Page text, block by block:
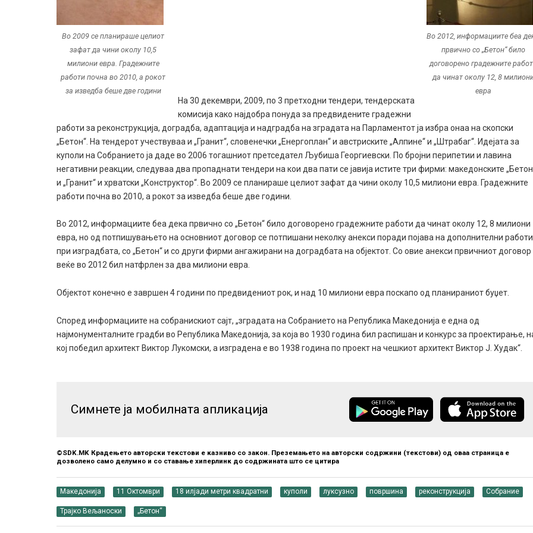
Во 2009 се планираше целиот
зафат да чини околу 10,5
милиони евра. Градежните
работи почна во 2010, а рокот
за изведба беше две години
Во 2012, информациите беа
првично со „Бетон“ било
договорено градежните
да чинат околу 12, 8
евра
На 30 декември, 2009, по 3 претходни тендери, тендерската
комисија како најдобра понуда за предвидените градежни
работи за реконструкција, доградба, адаптација и надградба на зградата на Парламентот ја избра онаа на скопски
„Бетон“. На тендерот учествуваа и „Гранит“, словенечки „Енергоплан“ и австриските „Алпине“ и „Штрабаг“. Идејата за
куполи на Собранието ја даде во 2006 тогашниот претседател Љубиша Георгиевски. По бројни перипетии и лавина
негативни реакции, следуваа два пропаднати тендери на кои два пати се јавија истите три фирми: македонските
и „Гранит“ и хрватски „Конструктор“. Во 2009 се планираше целиот зафат да чини околу 10,5 милиони евра. Градежните
работи почна во 2010, а рокот за изведба беше две години.
Во 2012, информациите беа дека првично со „Бетон“ било договорено градежните работи да чинат околу 12, 8 милиони
евра, но од потпишувањето на основниот договор се потпишани неколку анекси поради појава на дополнителни работи
при изградбата, со „Бетон“ и со други фирми ангажирани на доградбата на објектот. Со овие анекси првичниот договор
веќе во 2012 бил натфрлен за два милиони евра.
Објектот конечно е завршен 4 години по предвидениот рок, и над 10 милиони евра поскапо од планираниот буџет.
Според информациите на собранискиот сајт, „зградата на Собранието на Република Македонија е една од
најмонументалните градби во Република Македонија, за која во 1930 година бил распишан и конкурс за проектирање,
кој победил архитект Виктор Лукомски, а изградена е во 1938 година по проект на чешкиот архитект Виктор Ј. Худак“.
Симнете ја мобилната апликација
©SDK.MK Крадењето авторски текстови е казниво со закон. Преземањето на авторски содржини (текстови) од оваа страница е
дозволено само делумно и со ставање хиперлинк до содржината што се цитира
Македонија 11 Октомври 18 илјади метри квадратни куполи луксузно површина реконструкција Собрание
Трајко Вељаноски „Бетон“